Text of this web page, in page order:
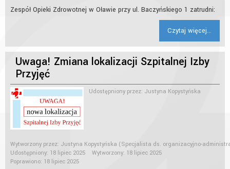
Zespół Opieki Zdrowotnej w Oławie przy ul. Baczyńskiego 1 zatrudni:
Czytaj więcej...
Uwaga! Zmiana lokalizacji Szpitalnej Izby
Przyjęć
Udostępniony przez: Justyna Kopystyńska
Wytworzony przez: Justyna Kopystyńska (Specjalista ds. organizacyjno-
Udostępniony: 18 lipiec 2025
Wytworzony: 18 lipiec 2025
Poprawiono: 18 lipiec 2025